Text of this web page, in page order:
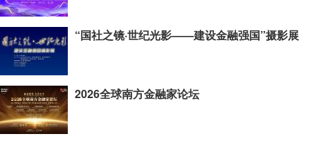
“国社之镜·世纪光影——建设金融强国”摄影展
2026全球南方金融家论坛